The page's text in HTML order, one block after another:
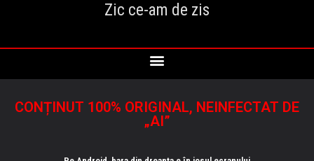
Zic ce-am de zis
CONȚINUT 100% ORIGINAL, NEINFECTAT DE
„AI”